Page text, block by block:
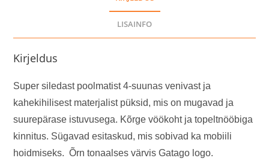
LISAINFO
Kirjeldus
Super siledast poolmatist 4-suunas venivast ja
kahekihilisest materjalist püksid, mis on mugavad ja
suurepärase istuvusega. Kõrge vöökoht ja topeltnööbiga
kinnitus. Sügavad esitaskud, mis sobivad ka mobiili
hoidmiseks. Õrn tonaalses värvis Gatago logo.